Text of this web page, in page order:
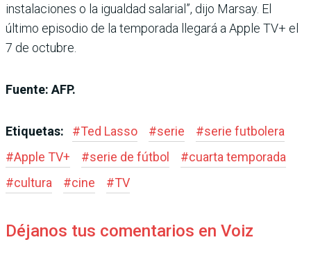
instalaciones o la igualdad salarial”, dijo Marsay. El
último episodio de la temporada llegará a Apple TV+ el
7 de octubre.
Fuente: AFP.
Etiquetas: #Ted Lasso #serie #serie futbolera
#Apple TV+ #serie de fútbol #cuarta temporada
#cultura #cine #TV
Déjanos tus comentarios en Voiz